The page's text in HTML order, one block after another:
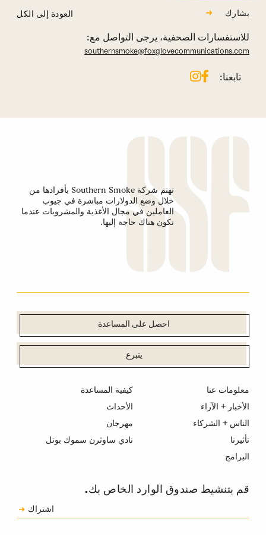
يشارك العودة إلى الكل
للاستفسارات الصحفية، يرجى التواصل مع:
southernsmoke@foxglovecommunications.com
تابعنا:
تهتم شركة Southern Smoke بأفرادها من
خلال وضع الدولارات مباشرة في جيوب
العاملين في مجال الأغذية والمشروبات عندما
تكون هناك حاجة إليها.
احصل على المساعدة
يتبرع
معلومات عنا
الأخبار + الآراء
الناس + الشركاء
تأثيرنا
البرامج
كيفية المساعدة
الأحداث
مهرجان
نادي ساوثرن سموك بوتل
قم بتنشيط صندوق الوارد الخاص بك.
الكابتشا
اشتراك